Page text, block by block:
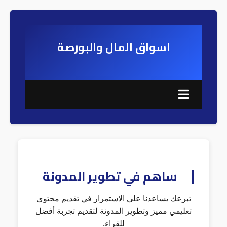
اسواق المال والبورصة
ساهم في تطوير المدونة
تبرعك يساعدنا على الاستمرار في تقديم محتوى
تعليمي مميز وتطوير المدونة لتقديم تجربة أفضل
للقراء.